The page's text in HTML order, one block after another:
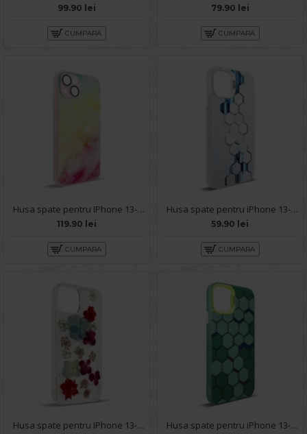
99.90 lei
CUMPARA
79.90 lei
CUMPARA
Husa spate pentru IPhone 13- Happy case
119.90 lei
CUMPARA
Husa spate pentru iPhone 13- Bozo case Alb
59.90 lei
CUMPARA
Husa spate pentru IPhone 13- Natural case Husa spate pentru iPhone 13- Bozo case Verde